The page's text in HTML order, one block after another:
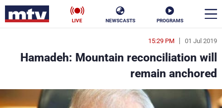
PROGRAMS
NEWSCASTS
LIVE
01 Jul 2019
15:29 PM
Hamadeh: Mountain reconciliation will
remain anchored
en
الأخبار
سياسة ناس